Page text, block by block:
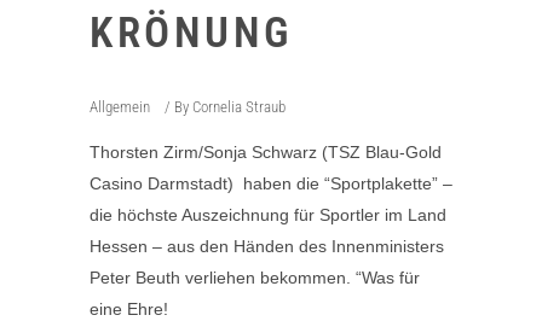
KRÖNUNG
Allgemein By Cornelia Straub
Thorsten Zirm/Sonja Schwarz (TSZ Blau-Gold
Casino Darmstadt) haben die “Sportplakette” –
die höchste Auszeichnung für Sportler im Land
Hessen – aus den Händen des Innenministers
Peter Beuth verliehen bekommen. “Was für
eine Ehre!